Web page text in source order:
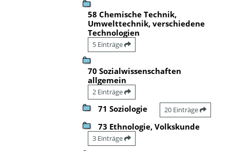
58 Chemische Technik,
Umwelttechnik, verschiedene
Technologien
5 Einträge
70 Sozialwissenschaften
allgemein
2 Einträge
71 Soziologie 20 Einträge
73 Ethnologie, Volkskunde
3 Einträge